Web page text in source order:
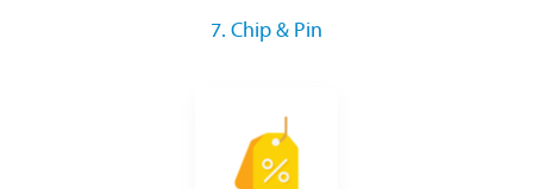
7. Chip & Pin